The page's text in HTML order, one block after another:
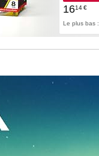
1614€
Le plus bas :